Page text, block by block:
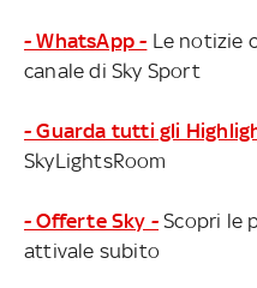
- WhatsApp - Le notizie
canale di Sky Sport
- Guarda tutti gli
SkyLightsRoom
- Offerte Sky - Scopri le
attivale subito